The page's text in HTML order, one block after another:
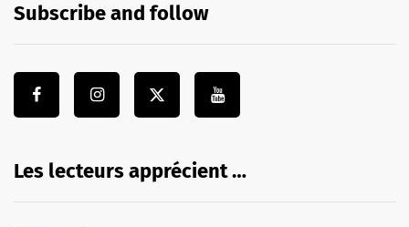
Subscribe and follow
Les lecteurs apprécient …